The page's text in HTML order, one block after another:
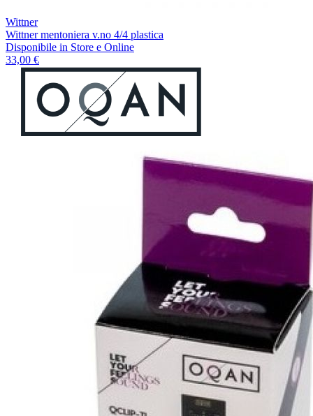
Wittner
Wittner mentoniera v.no 4/4 plastica
Disponibile in Store e Online
33,00 €